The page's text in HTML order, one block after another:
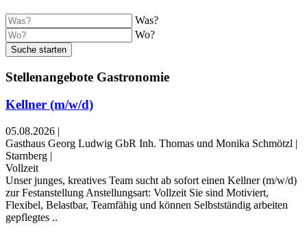
Was?
Wo?
Suche starten
Stellenangebote Gastronomie
Kellner (m/w/d)
05.08.2026 |
Gasthaus Georg Ludwig GbR Inh. Thomas und Monika Schmötzl |
Starnberg |
Vollzeit
Unser junges, kreatives Team sucht ab sofort einen Kellner (m/w/d)
zur Festanstellung Anstellungsart: Vollzeit Sie sind Motiviert,
Flexibel, Belastbar, Teamfähig und können Selbstständig arbeiten
gepflegtes ..